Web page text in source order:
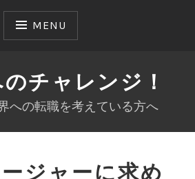
MENU
チャレンジ！
への転職を考えている方へ
ジャーに求め